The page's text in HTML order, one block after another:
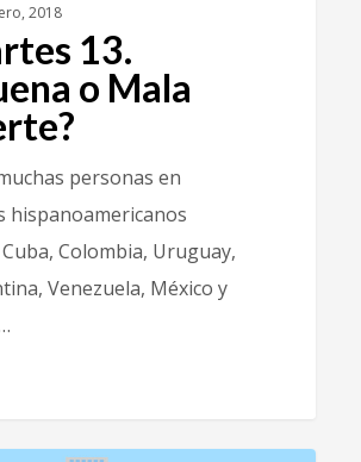
2018
13.
o Mala
personas en
hispanoamericanos
Colombia, Uruguay,
Venezuela, México y